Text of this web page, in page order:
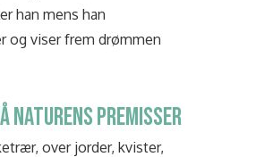
han mens han
og viser frem drømmen
NATURENS PREMISSER
over jorder, kvister,